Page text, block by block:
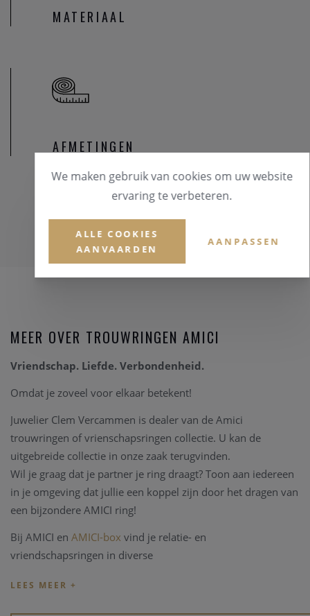
MATERIAAL
AFMETINGEN
MEER OVER TROUWRINGEN AMICI
Vriendschap. Liefde. Verbondenheid.
Omdat je zoveel voor elkaar betekent!
Juwelier Clem Vercammen is dealer van de Amici
trouwringen of vrienschapsringen collectie. U kan de
uitgebreide collectie in onze zaak terugvinden.
Wil je graag dat je partner je ring draagt? Toon aan iedereen
in je omgeving dat jullie een koppel zijn door het dragen van
een bijzondere AMICI ring!
Bij AMICI en AMICI-box vind je relatie- en
vriendschapsringen in diverse
goed betaalbare hippe ringen? Of, wil je eindelijk, na zoveel
We maken gebruik van cookies om uw website
ervaring te verbeteren.
ALLE COOKIES
AANVAARDEN
AANPASSEN